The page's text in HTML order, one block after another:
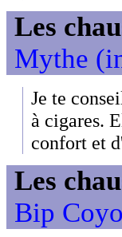
Les
Mythe
Je te
à cigares.
confort et
Les
Bip